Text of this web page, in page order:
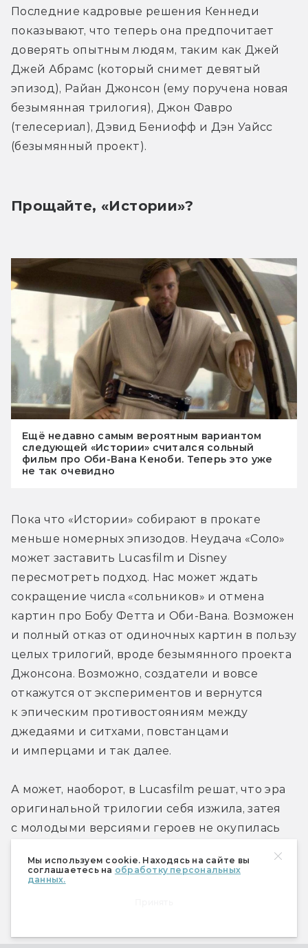
Мы используем cookie. Находясь на сайте вы
соглашаетесь на обработку персональных
данных.
Последние кадровые решения Кеннеди
показывают, что теперь она предпочитает
доверять опытным людям, таким как Джей
Джей Абрамс (который снимет девятый
эпизод), Райан Джонсон (ему поручена новая
безымянная трилогия), Джон Фавро
(телесериал), Дэвид Бениофф и Дэн Уайсс
(безымянный проект).
Прощайте, «Истории»?
Ещё недавно самым вероятным вариантом
следующей «Истории» считался сольный
фильм про Оби-Вана Кеноби. Теперь это уже
не так очевидно
Пока что «Истории» собирают в прокате
меньше номерных эпизодов. Неудача «Соло»
может заставить Lucasfilm и Disney
пересмотреть подход. Нас может ждать
сокращение числа «сольников» и отмена
картин про Бобу Фетта и Оби-Вана. Возможен
и полный отказ от одиночных картин в пользу
целых трилогий, вроде безымянного проекта
Джонсона. Возможно, создатели и вовсе
откажутся от экспериментов и вернутся
к эпическим противостояниям между
джедаями и ситхами, повстанцами
и имперцами и так далее.
А может, наоборот, в Lucasfilm решат, что эра
оригинальной трилогии себя изжила, затея
с молодыми версиями героев не окупилась
эрами, персонажами и стилями. Если это
получается у Кевина Файги в Marvel,